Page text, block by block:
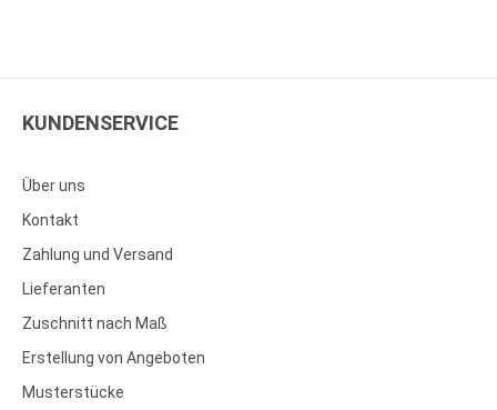
KUNDENSERVICE
Über uns
Kontakt
Zahlung und Versand
Lieferanten
Zuschnitt nach Maß
Erstellung von Angeboten
Musterstücke